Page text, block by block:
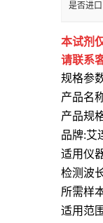
是否进口
本试剂
请联系
规格参
产品名
产品规
品牌:艾
适用仪
检测波
所需样
适用范